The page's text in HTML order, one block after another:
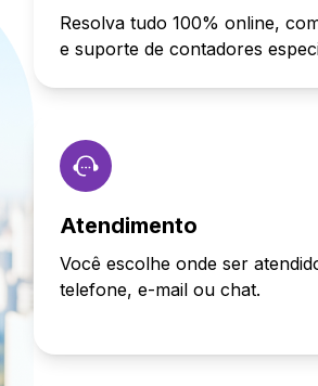
Resolva tudo 100% online,
e suporte de contadores
Atendimento
Você escolhe onde ser
telefone, e-mail ou chat.